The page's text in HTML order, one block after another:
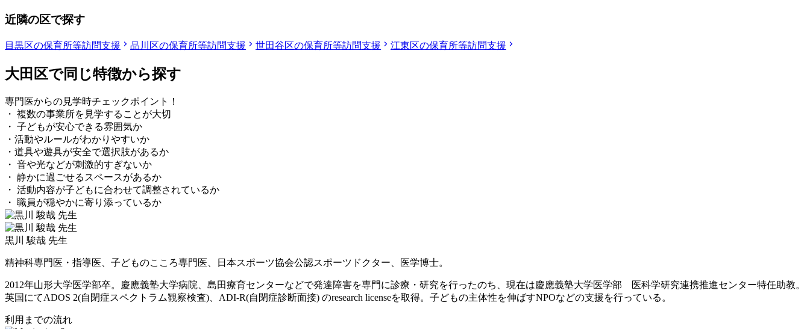
近隣の区で探す
目黒区の保育所等訪問支援 品川区の保育所等訪問支援 世田谷区の保育所等訪問支援 江東区の保育所等訪問支援
大田区で同じ特徴から探す
専門医からの見学時チェックポイント！
・ 複数の事業所を見学することが大切
・ 子どもが安心できる雰囲気か
・活動やルールがわかりやすいか
・道具や遊具が安全で選択肢があるか
・ 音や光などが刺激的すぎないか
・ 静かに過ごせるスペースがあるか
・ 活動内容が子どもに合わせて調整されているか
・ 職員が穏やかに寄り添っているか
黒川 駿哉 先生
精神科専門医・指導医、子どものこころ専門医、日本スポーツ協会公認スポーツドクター、医学博士。
2012年山形大学医学部卒。慶應義塾大学病院、島田療育センターなどで発達障害を専門に診療・研究を行ったのち、現在は慶應義塾大学医学部 医科学研究連携推進センター特任助教。
英国にてADOS 2(自閉症スペクトラム観察検査)、ADI-R(自閉症診断面接) のresearch licenseを取得。子どもの主体性を伸ばすNPOなどの支援を行っている。
利用までの流れ